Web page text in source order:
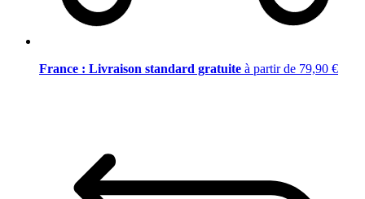
France : Livraison standard gratuite à partir de 79,90 €